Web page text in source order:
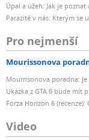
Úpal a úžeh: Jak je
Parazité v nás: Kterým se
Pro nejmenší
Mourissonova
Mourrisonova poradna:
Ukázka z GTA 6 bude mít
Forza Horizon 6
Video